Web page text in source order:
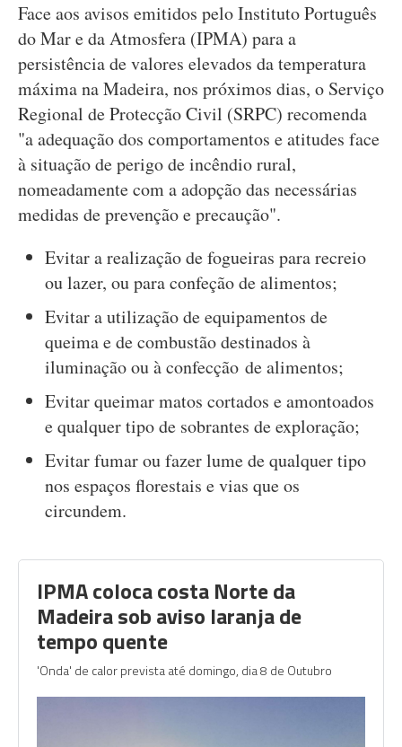
Face aos avisos emitidos pelo Instituto Português
do Mar e da Atmosfera (IPMA) para a
persistência de valores elevados da temperatura
máxima na Madeira, nos próximos dias, o Serviço
Regional de Protecção Civil (SRPC) recomenda
"a adequação dos comportamentos e atitudes face
à situação de perigo de incêndio rural,
nomeadamente com a adopção das necessárias
medidas de prevenção e precaução".
Evitar a realização de fogueiras para recreio
ou lazer, ou para confeção de alimentos;
Evitar a utilização de equipamentos de
queima e de combustão destinados à
iluminação ou à confecção de alimentos;
Evitar queimar matos cortados e amontoados
e qualquer tipo de sobrantes de exploração;
Evitar fumar ou fazer lume de qualquer tipo
nos espaços florestais e vias que os
circundem.
IPMA coloca costa Norte da
Madeira sob aviso laranja de
tempo quente
'Onda' de calor prevista até domingo, dia 8 de Outubro